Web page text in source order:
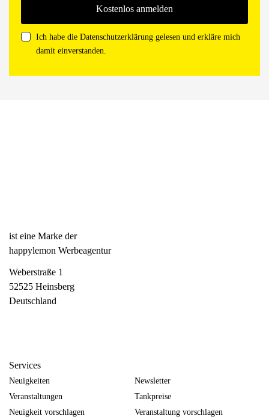
Ich habe die Datenschutzerklärung gelesen und erkläre mich
damit einverstanden.
ist eine Marke der
happylemon Werbeagentur
Weberstraße 1
52525 Heinsberg
Deutschland
Services
Neuigkeiten
Newsletter
Veranstaltungen
Tankpreise
Neuigkeit vorschlagen
Veranstaltung vorschlagen